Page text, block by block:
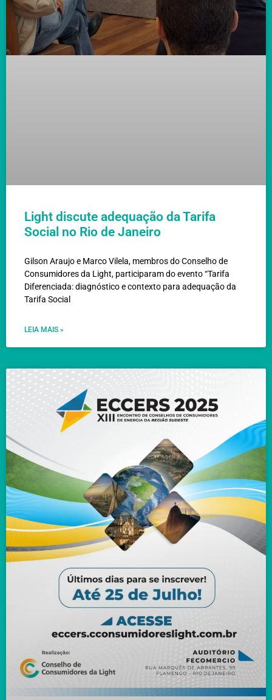
Light discute adequação da Tarifa
Social no Rio de Janeiro
Gilson Araujo e Marco Vilela, membros do Conselho de
Consumidores da Light, participaram do evento “Tarifa
Diferenciada: diagnóstico e contexto para adequação da
Tarifa Social
LEIA MAIS »